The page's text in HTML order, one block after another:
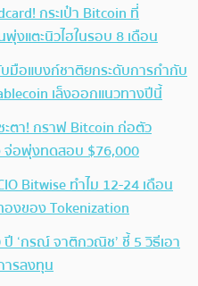
กระเป๋า Bitcoin ที่
พุ่งแตะนิวไฮในรอบ 8 เดือน
มือแบงก์ชาติยกระดับการกำกับ
เล็งออกแนวทางปีนี้
ตา! กราฟ Bitcoin ก่อตัว
จ่อพุ่งทดสอบ $76,000
Bitwise ทำไม 12-24 เดือน
งของ Tokenization
‘กรณ์ จาติกวณิช’ ชี้ 5 วิธีเอา
ารลงทุน